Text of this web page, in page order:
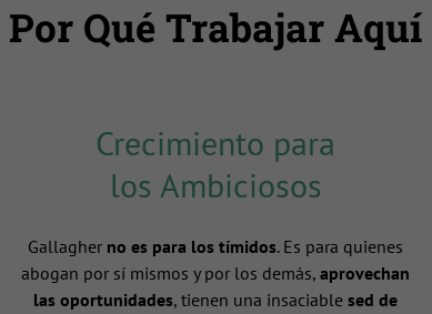
Por Qué Trabajar Aquí
Crecimiento para
los Ambiciosos
Gallagher no es para los tímidos. Es para quienes
abogan por sí mismos y por los demás, aprovechan
las oportunidades, tienen una insaciable sed de